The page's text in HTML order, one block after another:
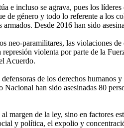
e incluso se agrava, pues los
género y todo lo referente a los
Desde 2016 han sido
paramilitares, las violaciones
violenta por parte de la
Acuerdo.
de los derechos
han sido asesinadas 80
margen de la ley, sino en factores
y política, el expolio y